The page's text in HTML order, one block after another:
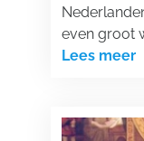
even groot
Lees meer